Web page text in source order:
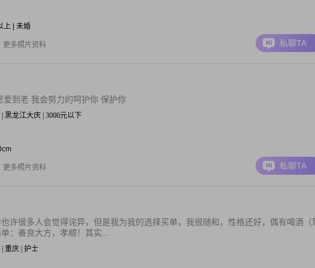
上 | 未婚
更多照片资料 私聊TA
到老 我会努力的呵护你 保护你
| 黑龙江大庆 | 3000元以下
更多照片资料 私聊TA
许很多人会觉得诧异，但是我为我的选择买单，我很随和，性格还好，偶有喝酒（
：善良大方，孝顺！其实...
| 重庆 | 护士